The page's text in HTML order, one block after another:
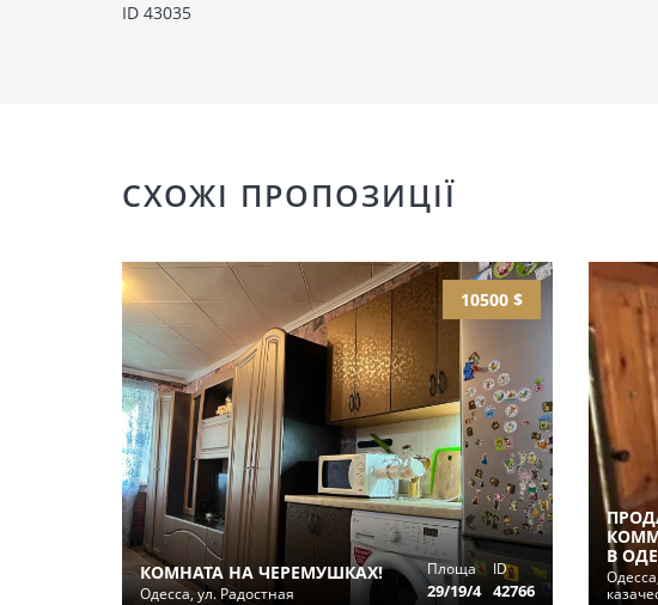
ID 43035
СХОЖІ ПРОПОЗИЦІЇ
10500 $
КОМНАТА НА ЧЕРЕМУШКАХ!
Одесса, ул. Радостная
Площа
29/19/4
ID
42766
В